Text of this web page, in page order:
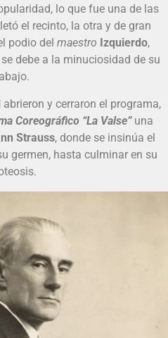
lo que fue una de las
el recinto, la otra y de gran
podio del maestro Izquierdo,
debe a la minuciosidad de su
abrieron y cerraron el programa,
Coreográfico “La Valse”una
Strauss, donde se insinúa el
germen, hasta culminar en su